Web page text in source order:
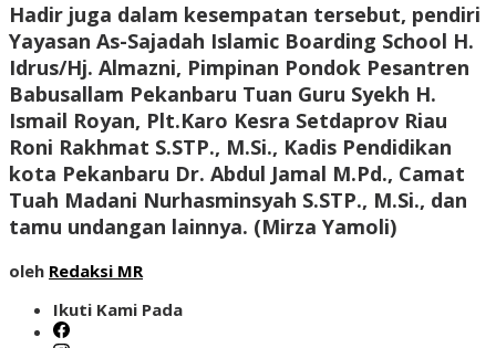
Hadir juga dalam kesempatan tersebut, pendiri
Yayasan As-Sajadah Islamic Boarding School H.
Idrus/Hj. Almazni, Pimpinan Pondok Pesantren
Babusallam Pekanbaru Tuan Guru Syekh H.
Ismail Royan, Plt.Karo Kesra Setdaprov Riau
Roni Rakhmat S.STP., M.Si., Kadis Pendidikan
kota Pekanbaru Dr. Abdul Jamal M.Pd., Camat
Tuah Madani Nurhasminsyah S.STP., M.Si., dan
tamu undangan lainnya. (Mirza Yamoli)
oleh Redaksi MR
Ikuti Kami Pada